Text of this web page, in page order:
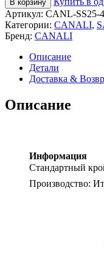
В корзину
Артикул: СANL-SS25-4
Категории: CANALI,
Бренд: CANALI
Описание
Детали
Доставка &
Описание
Информация
Стандартный
Производство: